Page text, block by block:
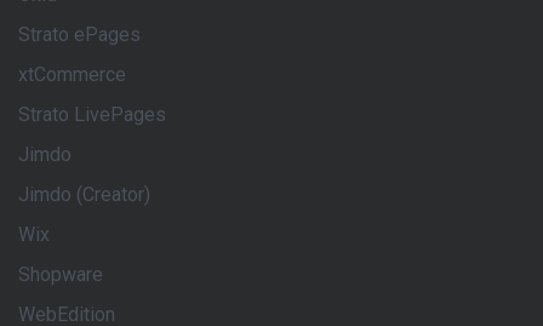
Strato ePages
xtCommerce
Strato LivePages
Jimdo
Jimdo (Creator)
Wix
Shopware
WebEdition